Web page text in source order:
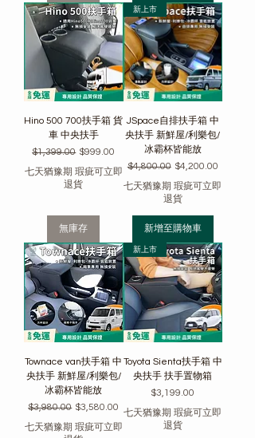
Hino 500 700扶手箱 貨
車 中央扶手
一般價格
$1,399.00 促銷價格
$999.00
七天猶豫期 瑕疵可立即
退貨
無庫存
新上市
JSpace自排扶手箱 中
央扶手 新鮮屋/利樂包/
冰霸杯皆能放
一般價格
$4,800.00 促銷價格
$4,200.00
七天猶豫期 瑕疵可立即
退貨
新增至購物車
Townace van扶手箱 中
央扶手 新鮮屋/利樂包/
冰霸杯皆能放
一般價格
$3,980.00 促銷價格
$3,580.00
七天猶豫期 瑕疵可立即
新上市
Toyota Sienta扶手箱 中
央扶手 扶手置物箱
價格
$3,199.00
七天猶豫期 瑕疵可立即
退貨